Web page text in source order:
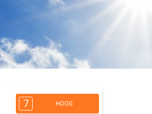
7 HOOG